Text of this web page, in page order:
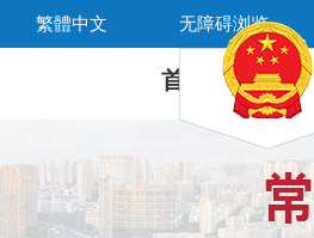
繁體中文 无障碍浏览
首 页